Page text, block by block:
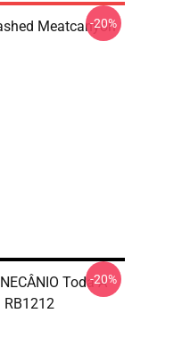
Meatcanyon
-20%
Toda A
RB1212
-20%